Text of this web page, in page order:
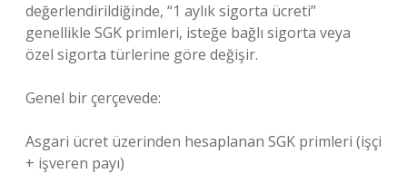
değerlendirildiğinde, “1 aylık sigorta ücreti”
genellikle SGK primleri, isteğe bağlı sigorta veya
özel sigorta türlerine göre değişir.
Genel bir çerçevede:
Asgari ücret üzerinden hesaplanan SGK primleri (işçi
+ işveren payı)